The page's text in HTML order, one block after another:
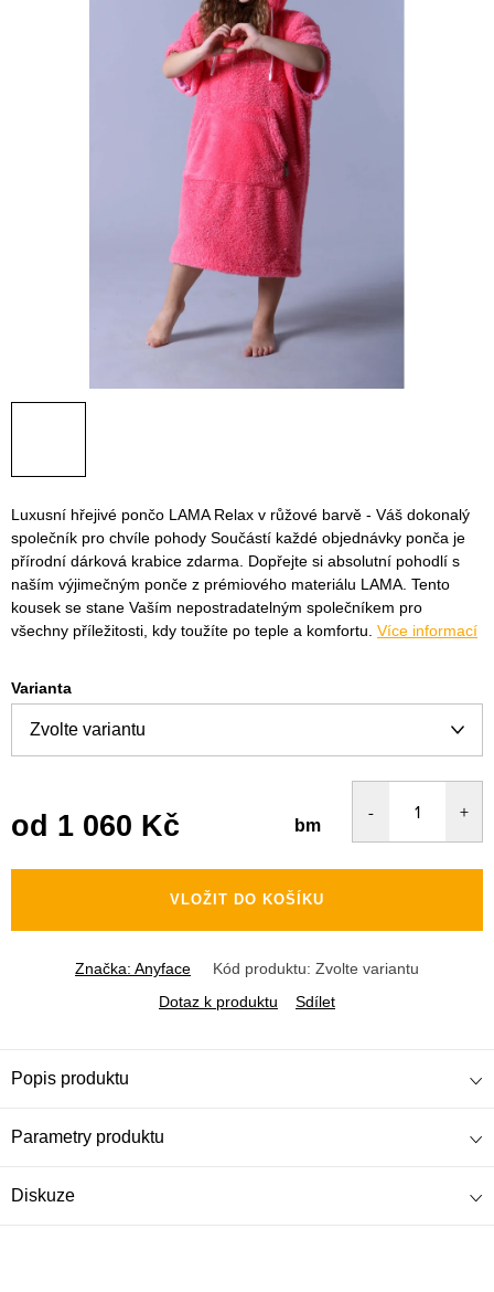
Luxusní hřejivé pončo LAMA Relax v růžové barvě - Váš dokonalý
společník pro chvíle pohody Součástí každé objednávky ponča je
přírodní dárková krabice zdarma.
Dopřejte si absolutní pohodlí s
naším výjimečným ponče z prémiového materiálu LAMA. Tento
kousek se stane Vaším nepostradatelným společníkem pro
všechny příležitosti, kdy toužíte po teple a komfortu. Více informací
Varianta
od 1 060 Kč bm
VLOŽIT DO KOŠÍKU
Značka: Anyface Kód produktu: Zvolte variantu
Dotaz k produktu
Sdílet
Popis produktu
Parametry produktu
Diskuze